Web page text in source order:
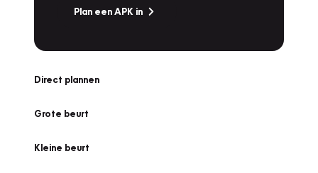
Plan een APK in
Direct plannen
Grote beurt
Kleine beurt